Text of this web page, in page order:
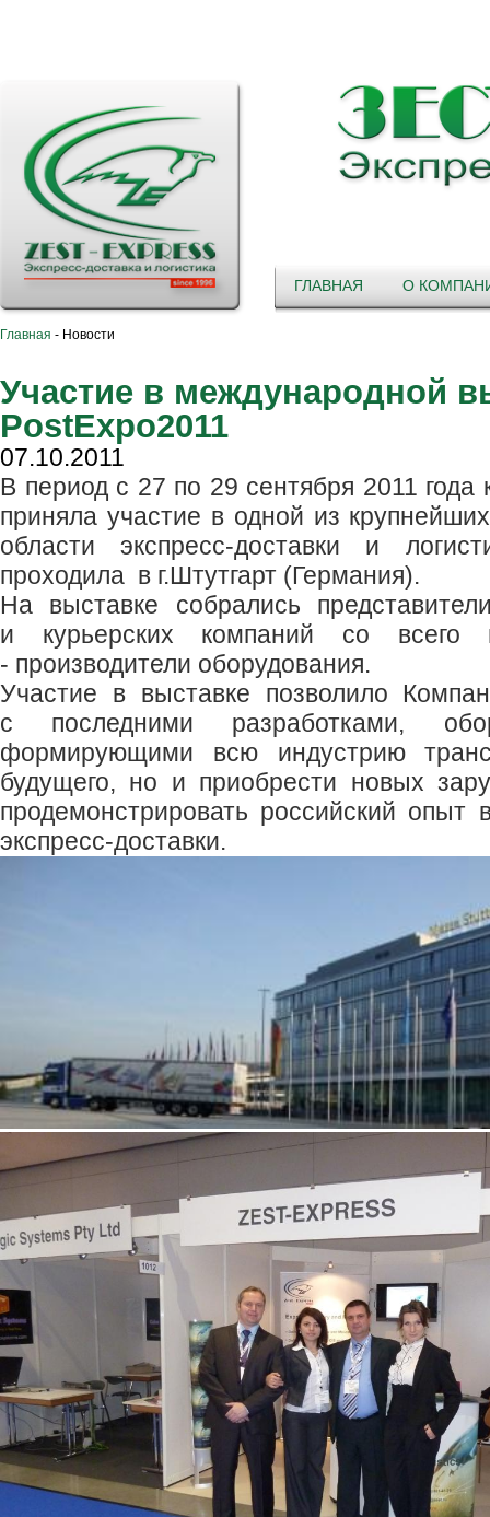
ГЛАВНАЯ О
Главная - Новости
Участие в международной
PostExpo2011
07.10.2011
В период с 27 по 29 сентября 2011
приняла участие в одной из
области экспресс-доставки и
проходила в г.Штутгарт (Германия).
На выставке собрались
и курьерских компаний со
- производители оборудования.
Участие в выставке позволило
с последними разработками,
формирующими всю индустрию
будущего, но и приобрести новых
продемонстрировать росcийский опыт
экспресс-доставки.